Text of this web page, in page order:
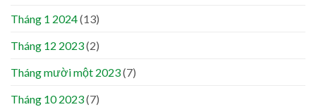
Tháng 1 2024(13)
Tháng 12 2023(2)
Tháng mười một 2023(7)
Tháng 10 2023(7)